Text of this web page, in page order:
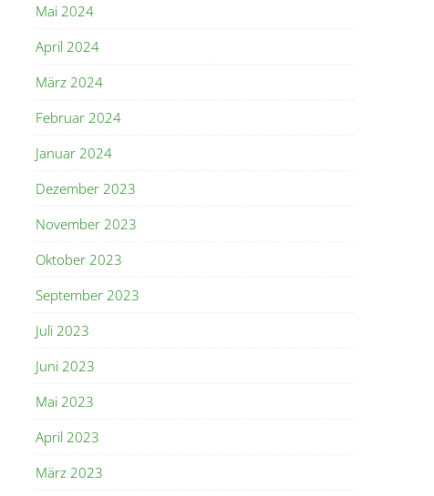
Mai 2024
April 2024
März 2024
Februar 2024
Januar 2024
Dezember 2023
November 2023
Oktober 2023
September 2023
Juli 2023
Juni 2023
Mai 2023
April 2023
März 2023